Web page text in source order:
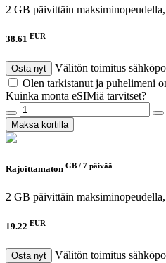
2 GB päivittäin
38.61 EUR
Osta nyt
Välitön toimitus
Olen tarkistanut ja puhelimeni
Kuinka monta eSIMiä tarvitset?
Maksa kortilla
Rajoittamaton GB / 7 päivää
2 GB päivittäin
19.22 EUR
Osta nyt
Välitön toimitus